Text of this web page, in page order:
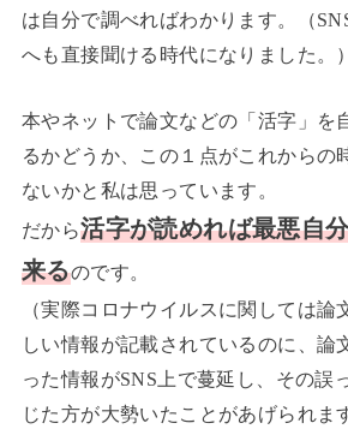
は自分で調べればわかります。（
へも直接聞ける時代になりました。）
本やネットで論文などの「活字」を
るかどうか、この１点がこれからの
ないかと私は思っています。
だから活字が読めれば最悪自
来るのです。
（実際コロナウイルスに関しては論
しい情報が記載されているのに、論
った情報がSNS上で蔓延し、その誤
じた方が大勢いたことがあげられま